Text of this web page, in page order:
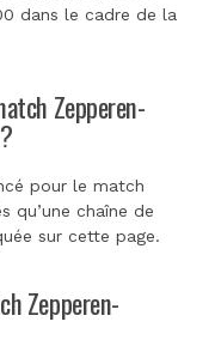
dans le cadre de la
Zepperen-
pour le match
qu’une chaîne de
sur cette page.
Zepperen-